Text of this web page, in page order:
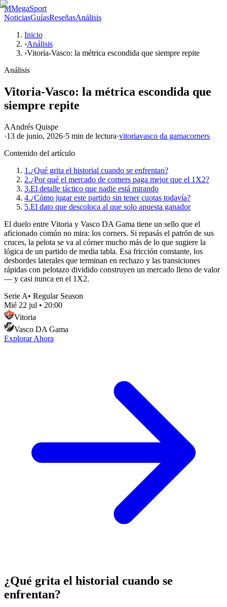
MMegaSport
NoticiasGuíasReseñasAnálisis
Inicio
›Análisis
›Vitoria-Vasco: la métrica escondida que siempre repite
Análisis
Vitoria-Vasco: la métrica escondida que
siempre repite
AAndrés Quispe
·13 de junio, 2026·5 min de lectura·vitoriavasco da gamacorners
Contenido del artículo
1.¿Qué grita el historial cuando se enfrentan?
2.¿Por qué el mercado de corners paga mejor que el 1X2?
3.El detalle táctico que nadie está mirando
4.¿Cómo jugar este partido sin tener cuotas todavía?
5.El dato que descoloca al que solo apuesta ganador
El duelo entre Vitoria y Vasco DA Gama tiene un sello que el
aficionado común no mira: los corners. Si repasás el patrón de sus
cruces, la pelota se va al córner mucho más de lo que sugiere la
lógica de un partido de media tabla. Esa fricción constante, los
desbordes laterales que terminan en rechazo y las transiciones
rápidas con pelotazo dividido construyen un mercado lleno de valor
— y casi nunca en el 1X2.
Serie A• Regular Season
Mié 22 jul • 20:00
Vitoria
Vasco DA Gama
Explorar Ahora
¿Qué grita el historial cuando se
enfrentan?